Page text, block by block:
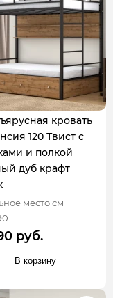
кровать
120 Твист с
и полкой
дуб крафт
место см
руб.
В корзину